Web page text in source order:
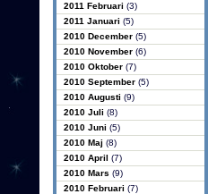
2011 Februari (3)
2011 Januari (5)
2010 December (5)
2010 November (6)
2010 Oktober (7)
2010 September (5)
2010 Augusti (9)
2010 Juli (8)
2010 Juni (5)
2010 Maj (8)
2010 April (7)
2010 Mars (9)
2010 Februari (7)